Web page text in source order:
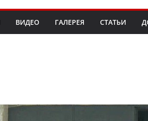
ВИДЕО ГАЛЕРЕЯ СТАТЬИ